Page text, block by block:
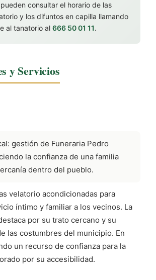
consultar el horario de las
y los difuntos en capilla llamando
al tanatorio al 666 50 01 11.
y Servicios
gestión de Funeraria Pedro
la confianza de una familia
dentro del pueblo.
velatorio acondicionadas para
íntimo y familiar a los vecinos. La
por su trato cercano y su
las costumbres del municipio. En
un recurso de confianza para la
por su accesibilidad.